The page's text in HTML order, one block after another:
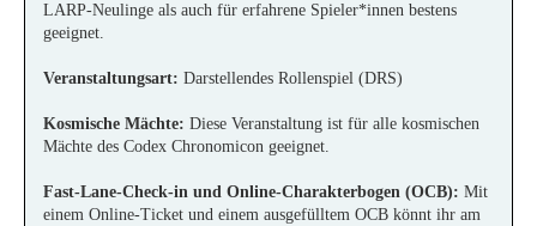
LARP-Neulinge als auch für erfahrene Spieler*innen bestens
geeignet.
Veranstaltungsart: Darstellendes Rollenspiel (DRS)
Kosmische Mächte: Diese Veranstaltung ist für alle kosmischen
Mächte des Codex Chronomicon geeignet.
Fast-Lane-Check-in und Online-Charakterbogen (OCB): Mit
einem Online-Ticket und einem ausgefülltem OCB könnt ihr am